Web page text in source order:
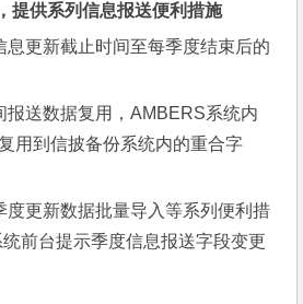
提供系列信息报送便利措施
息更新截止时间至每季度结束后的
报送数据复用，AMBERS系统内
用到信披备份系统内的重合字
度更新数据批量导入等系列便利措
前台提示季度信息报送字段变更